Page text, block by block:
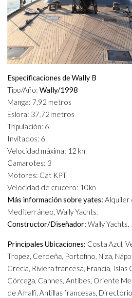
Especificaciones de Wally B
Tipo/Año: Wally/1998
Manga: 7,92 metros
Eslora: 37,72 metros
Tripulación: 6
Invitados: 6
Velocidad máxima: 12 kn
Camarotes: 3
Motores: Cat KPT
Velocidad de crucero: 10kn
Más información sobre yates: Alquiler
Mediterráneo, Wally Yachts.
Constructor/Diseñador: Wally Yachts.
Principales Ubicaciones: Costa Azul,
Tropez, Cerdeña, Portofino, Niza,
Grecia, Riviera francesa, Francia, Islas
Córcega, Cannes, Antibes, Oriente
de Amalfi, Antillas francesas,